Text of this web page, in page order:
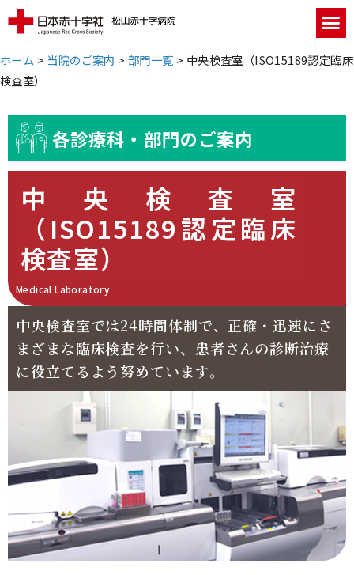
ホーム > 当院のご案内 >部門一覧 > 中央検査室（ISO15189認定臨床
検査室）
各診療科・部門のご案内
中央検査室
（ISO15189認定臨床
検査室）
Medical Laboratory
中央検査室では24時間体制で、正確・迅速にさ
まざまな臨床検査を行い、患者さんの診断治療
に役立てるよう努めています。